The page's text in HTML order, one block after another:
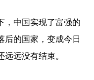
，中国实现了富强的
后的国家，变成今日
远没有结束。